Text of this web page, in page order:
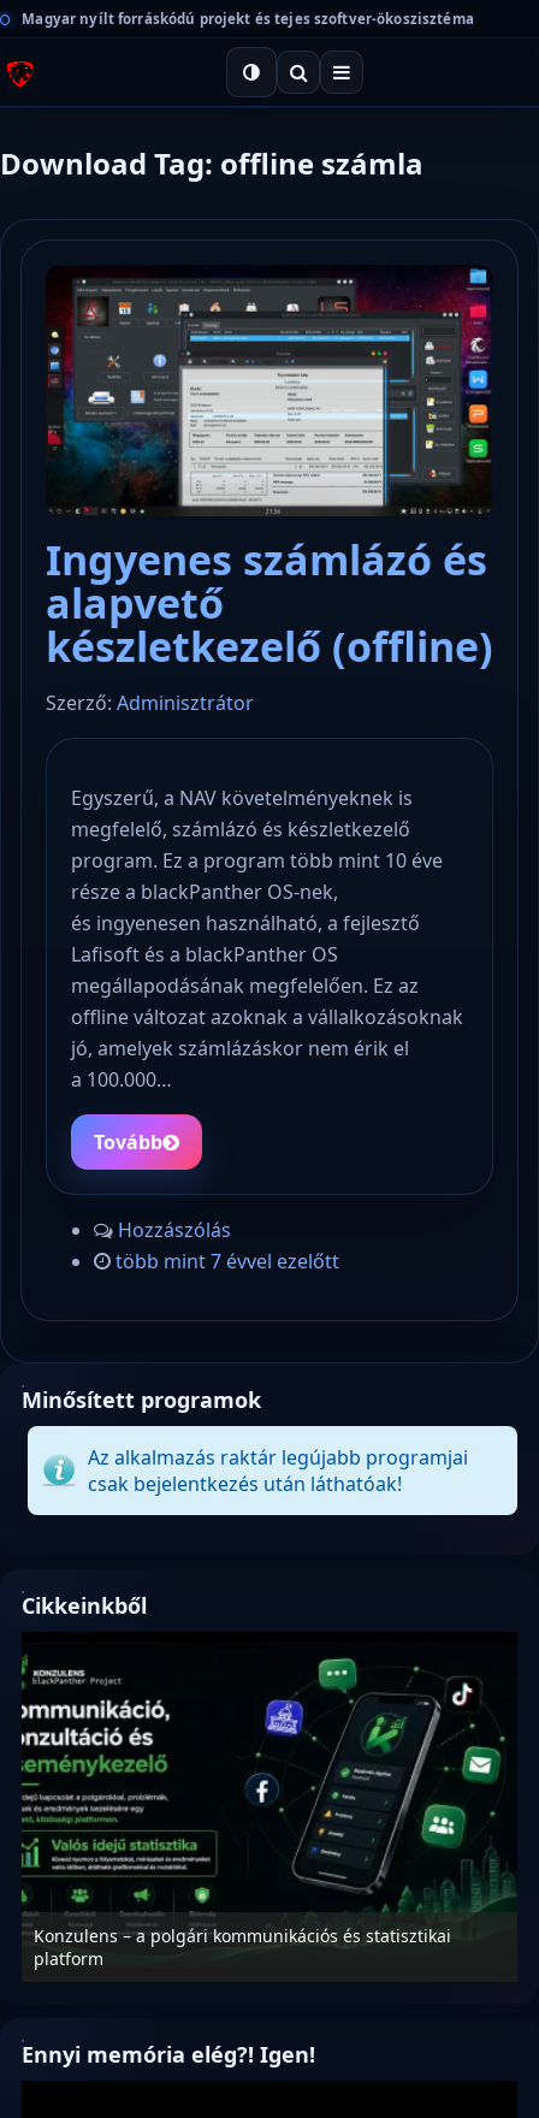
Magyar nyílt forráskódú projekt és tejes szoftver-ökoszisztéma
Download Tag: offline számla
Ingyenes számlázó és
alapvető
készletkezelő (offline)
Szerző: Adminisztrátor
Egyszerű, a NAV követelményeknek is
megfelelő, számlázó és készletkezelő
program. Ez a program több mint 10 éve
része a blackPanther OS-nek,
és ingyenesen használható, a fejlesztő
Lafisoft és a blackPanther OS
megállapodásának megfelelően. Ez az
offline változat azoknak a vállalkozásoknak
jó, amelyek számlázáskor nem érik el
a 100.000…
Tovább
Hozzászólás
több mint 7 évvel ezelőtt
Minősített programok
Az alkalmazás raktár legújabb programjai
csak bejelentkezés után láthatóak!
Cikkeinkből
Konzulens – a polgári kommunikációs és statisztikai
platform
Ennyi memória elég?! Igen!